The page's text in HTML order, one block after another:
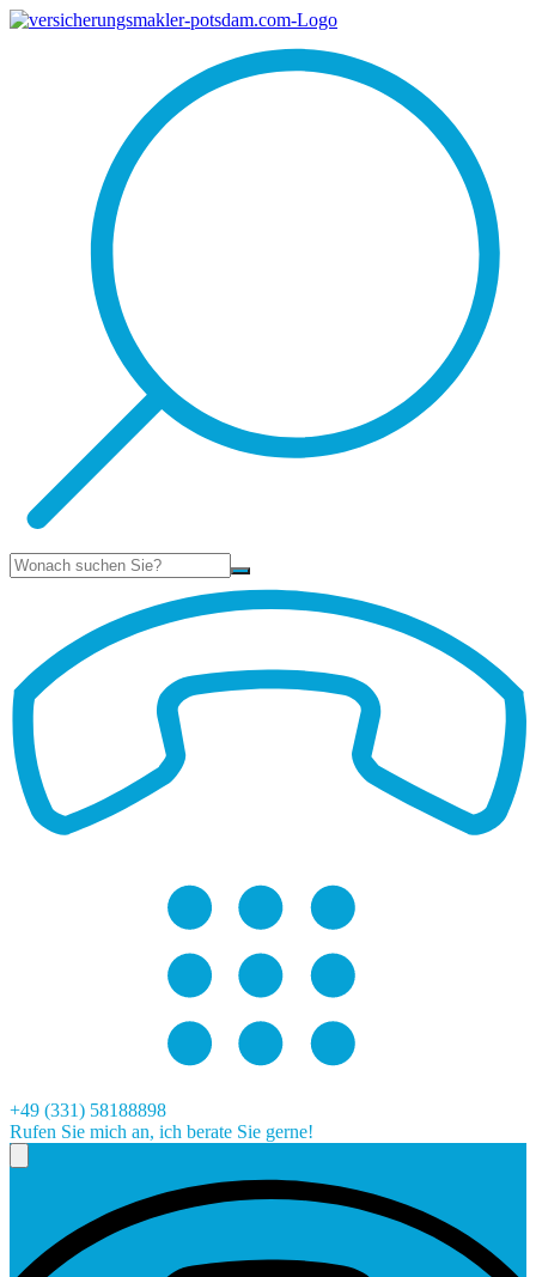
Suche
+49 (331) 58188898
Rufen Sie mich an, ich berate Sie gerne!